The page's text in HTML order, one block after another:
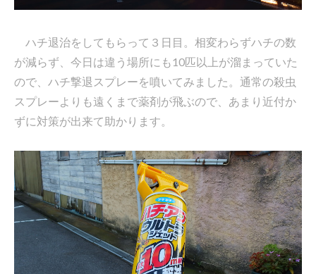
ハチ退治をしてもらって３日目。相変わらずハチの数
が減らず、今日は違う場所にも10匹以上が溜まっていた
ので、ハチ撃退スプレーを噴いてみました。通常の殺虫
スプレーよりも遠くまで薬剤が飛ぶので、あまり近付か
ずに対策が出来て助かります。